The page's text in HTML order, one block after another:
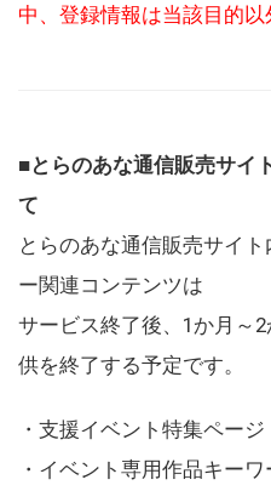
中、登録情報は当該目的以
■とらのあな通信販売サイ
て
とらのあな通信販売サイ
ー関連コンテンツは
サービス終了後、1か月～
供を終了する予定です。
・支援イベント特集ページ
・イベント専用作品キー